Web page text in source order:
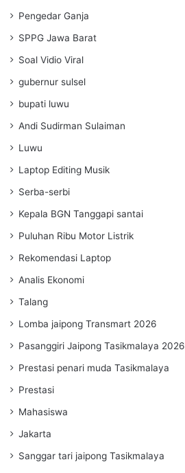
Pengedar Ganja
SPPG Jawa Barat
Soal Vidio Viral
gubernur sulsel
bupati luwu
Andi Sudirman Sulaiman
Luwu
Laptop Editing Musik
Serba-serbi
Kepala BGN Tanggapi santai
Puluhan Ribu Motor Listrik
Rekomendasi Laptop
Analis Ekonomi
Talang
Lomba jaipong Transmart 2026
Pasanggiri Jaipong Tasikmalaya 2026
Prestasi penari muda Tasikmalaya
Prestasi
Mahasiswa
Jakarta
Sanggar tari jaipong Tasikmalaya